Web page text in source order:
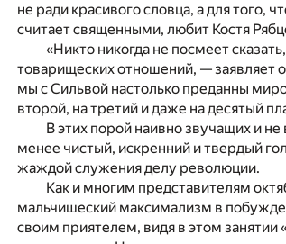
не ради красивого словца, а для того,
считает священными, любит Костя
«Никто никогда не посмеет
товарищеских отношений, —
мы с Сильвой настолько преданны
второй, на третий и даже на десятый
В этих порой наивно звучащих и
менее чистый, искренний и твердый
жаждой служения делу революции.
Как и многим представителям
мальчишеский максимализм в
своим приятелем, видя в этом